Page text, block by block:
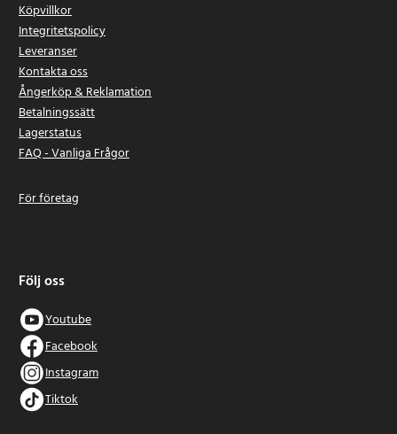
Köpvillkor
Integritetspolicy
Leveranser
Kontakta oss
Ångerköp & Reklamation
Betalningssätt
Lagerstatus
FAQ - Vanliga Frågor
För företag
Följ oss
Youtube
Facebook
Instagram
Tiktok